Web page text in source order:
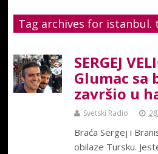
Tag archives for istanbul.
SERGEJ
Glumac sa
završio u
Svetski Radio
Braća Sergej i
obilaze Tursku.